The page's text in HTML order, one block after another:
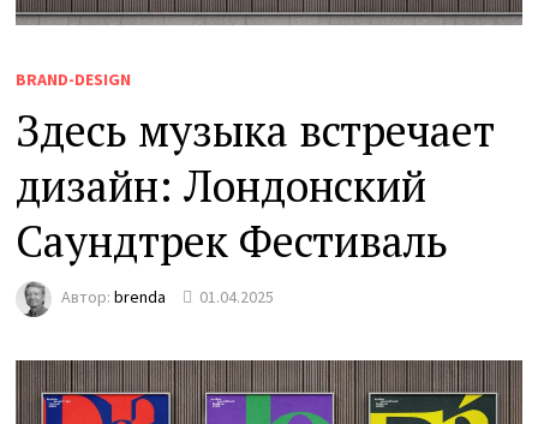
BRAND-DESIGN
Здесь музыка встречает
дизайн: Лондонский
Саундтрек Фестиваль
Автор:brenda 01.04.2025